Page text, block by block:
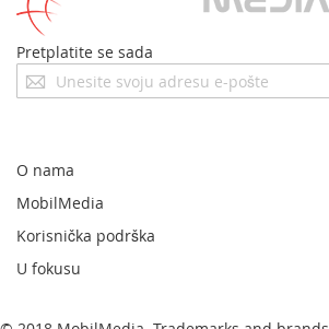
Pretplatite se sada
Prijavite
se
newsletter:
O nama
MobilMedia
Korisnička podrška
U fokusu